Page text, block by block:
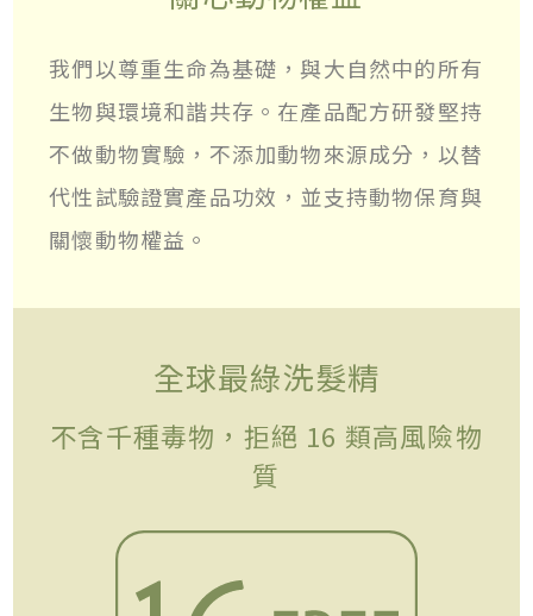
我們以尊重生命為基礎，與大自然中的所有
生物與環境和諧共存。在產品配方研發堅持
不做動物實驗，不添加動物來源成分，以替
代性試驗證實產品功效，並支持動物保育與
關懷動物權益。
全球最綠洗髮精
不含千種毒物，拒絕 16 類高風險物
質